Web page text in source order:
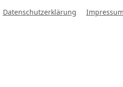
Datenschutzerklärung Impressum